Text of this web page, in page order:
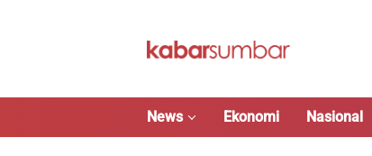
News Ekonomi Nasional